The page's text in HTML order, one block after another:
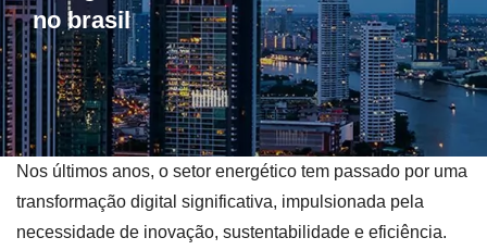
no brasil
Nos últimos anos, o setor energético tem passado por uma
transformação digital significativa, impulsionada pela
necessidade de inovação, sustentabilidade e eficiência.